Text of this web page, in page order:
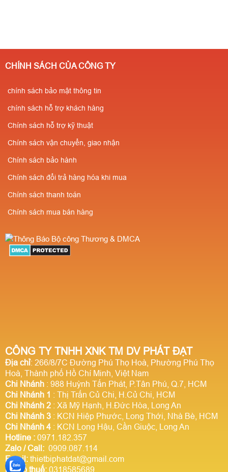
CÔNG TY TNHH XNK TM DV PHÁT ĐẠT
Địa chỉ: 266/8/7C Đường Phú Thọ Hoà, Phường Phú Thọ
Hoà, Thành phố Hồ Chí Minh, Việt Nam
Chi Nhánh : 988 Huỳnh Tấn Phát, P.Tân Phú, Q.7, HCM
Chi Nhánh 1 : Thị Trấn Củ Chi, H.Củ Chi, HCM
Chi Nhánh 2 : Xã Mỹ Hạnh, H.Đức Hòa, Long An
Chi Nhánh 3 : KCN Hiệp Phước, Long Thới, Nhà Bè, HCM
Chi Nhánh 4 : KCN Long Hậu, Cần Giuộc, Long An
Hotline : 0971.182.357
Zalo / Call: 0909.087.114
Email: thietbiphatdat@gmail.com
Mã số thuế: 0318585689
CHÍNH SÁCH CỦA CÔNG TY
chính sách bảo mật thông tin
chính sách hỗ trợ khách hàng
Chính sách hỗ trợ kỹ thuật
Chính sách vận chuyển, giao nhận
Chính sách bảo hành
Chính sách đổi trả hàng hóa khi mua
Chính sách thanh toán
Chính sách mua bán hàng